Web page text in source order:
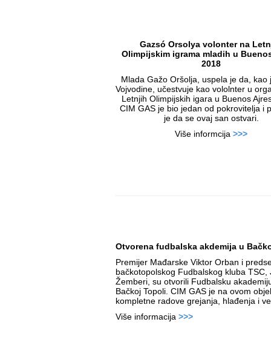
Gazsó Orsolya volonter na
Olimpijskim igrama mladih u
2018
Mlada Gažo Oršolja, uspela je da, kao
Vojvodine, učestvuje kao vololnter u
Letnjih Olimpijskih igara u Buenos
CIM GAS je bio jedan od pokrovitelja i
je da se ovaj san ostvari.
Više informcija>>>
Otvorena fudbalska akdemija u
Premijer Mađarske Viktor Orban i
bačkotopolskog Fudbalskog kluba TSC,
Žemberi, su otvorili Fudbalsku
Bačkoj Topoli. CIM GAS je na ovom
kompletne radove grejanja, hlađenja i
Više informacija >>>